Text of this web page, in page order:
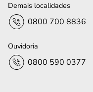
Demais localidades
0800 700 8836
Ouvidoria
0800 590 0377